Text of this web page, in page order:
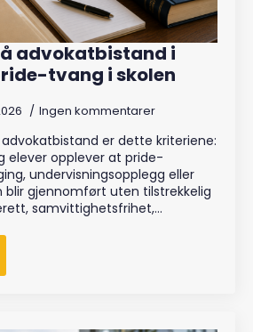
advokatbistand i
tvang i skolen
Ingen kommentarer
er dette kriteriene:
elever opplever at pride-
undervisningsopplegg eller
blir gjennomført uten tilstrekkelig
samvittighetsfrihet,…